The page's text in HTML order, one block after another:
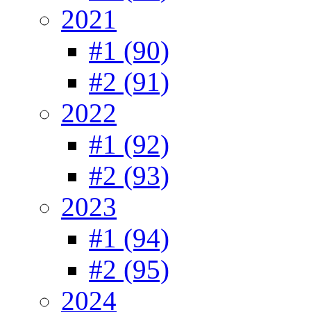
2021
#1 (90)
#2 (91)
2022
#1 (92)
#2 (93)
2023
#1 (94)
#2 (95)
2024